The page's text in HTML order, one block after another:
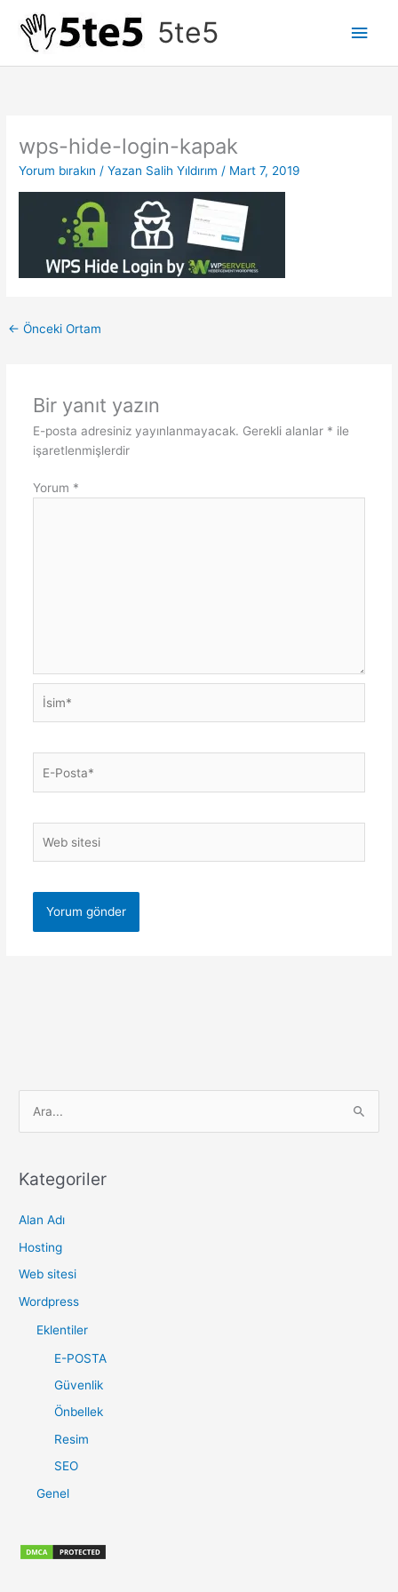
5te5
Ana
wps-hide-login-kapak
Yorum bırakın / Yazan Salih Yıldırım/ Mart 7, 2019
← Önceki Ortam
Bir yanıt yazın
E-posta adresiniz yayınlanmayacak. Gerekli alanlar * ile
işaretlenmişlerdir
Yorum *
Posta*
sitesi
r
h
f
o
Kategoriler
Alan Adı
Hosting
Web sitesi
Wordpress
Eklentiler
E-POSTA
Güvenlik
Önbellek
Resim
SEO
Genel